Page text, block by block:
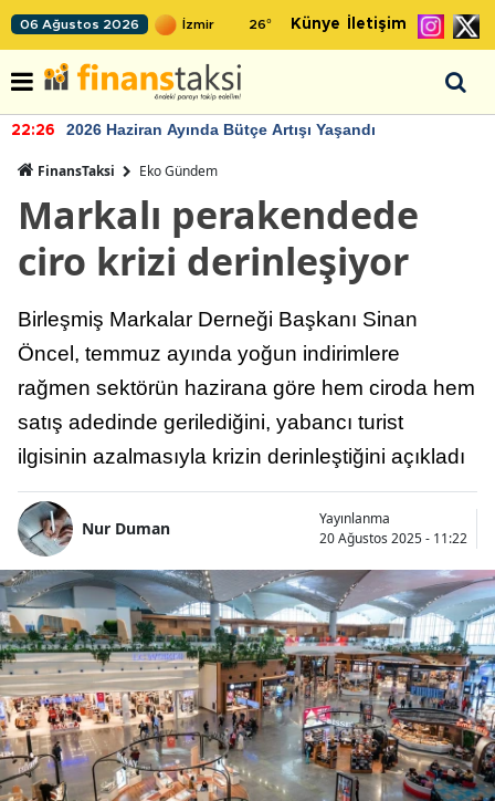
06 Ağustos 2026 26° Künye İletişim
22:26 2026 Haziran Ayında Bütçe Artışı Yaşandı
FinansTaksi Eko Gündem
Markalı perakendede
ciro krizi derinleşiyor
Birleşmiş Markalar Derneği Başkanı Sinan
Öncel, temmuz ayında yoğun indirimlere
rağmen sektörün hazirana göre hem ciroda hem
satış adedinde gerilediğini, yabancı turist
ilgisinin azalmasıyla krizin derinleştiğini açıkladı
Nur Duman
Yayınlanma
20 Ağustos 2025 - 11:22